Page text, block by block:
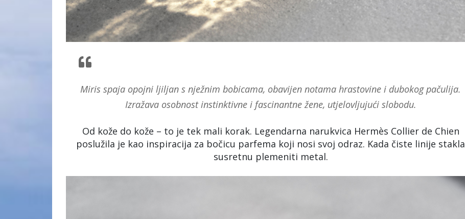
Miris spaja opojni ljiljan s nježnim bobicama, obavijen notama hrastovine i dubokog pačulija.
Izražava osobnost instinktivne i fascinantne žene, utjelovljujući slobodu.
Od kože do kože – to je tek mali korak. Legendarna narukvica Hermès Collier de Chien
poslužila je kao inspiracija za bočicu parfema koji nosi svoj odraz. Kada čiste linije stakla
susretnu plemeniti metal.